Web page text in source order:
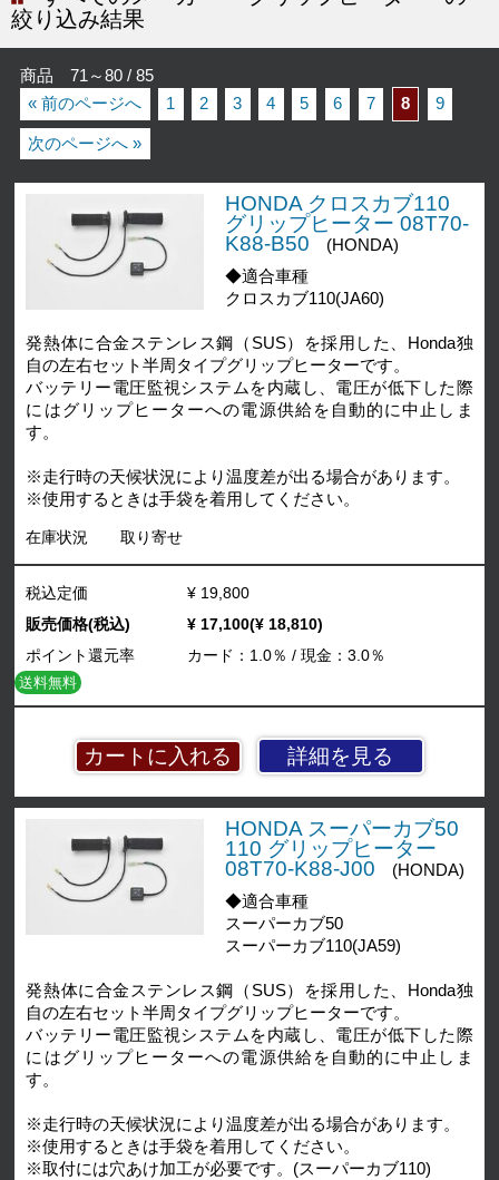
絞り込み結果
商品 71～80 / 85
« 前のページへ
1 2 3 4 5 6 7 8 9
次のページへ »
HONDA クロスカブ110
グリップヒーター 08T70-
K88-B50
(HONDA)
◆適合車種
クロスカブ110(JA60)
発熱体に合金ステンレス鋼（SUS）を採用した、Honda独
自の左右セット半周タイプグリップヒーターです。
バッテリー電圧監視システムを内蔵し、電圧が低下した際
にはグリップヒーターへの電源供給を自動的に中止しま
す。
※走行時の天候状況により温度差が出る場合があります。
※使用するときは手袋を着用してください。
在庫状況 取り寄せ
詳細を見る
税込定価
¥ 19,800
販売価格(税込)
¥ 17,100(¥ 18,810)
ポイント還元率
カード：1.0％ / 現金：3.0％
送料無料
HONDA スーパーカブ50
110 グリップヒーター
08T70-K88-J00
(HONDA)
◆適合車種
スーパーカブ50
スーパーカブ110(JA59)
発熱体に合金ステンレス鋼（SUS）を採用した、Honda独
自の左右セット半周タイプグリップヒーターです。
バッテリー電圧監視システムを内蔵し、電圧が低下した際
にはグリップヒーターへの電源供給を自動的に中止しま
す。
※走行時の天候状況により温度差が出る場合があります。
※使用するときは手袋を着用してください。
※取付には穴あけ加工が必要です。(スーパーカブ110)